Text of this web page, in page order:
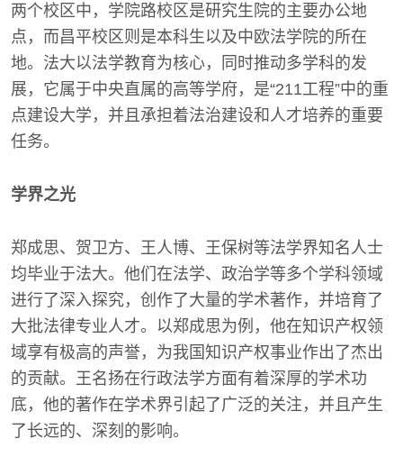
两个校区中，学院路校区是研究生院的主要办公地
点，而昌平校区则是本科生以及中欧法学院的所在
地。法大以法学教育为核心，同时推动多学科的发
展，它属于中央直属的高等学府，是“211工程”中的重
点建设大学，并且承担着法治建设和人才培养的重要
任务。
学界之光
郑成思、贺卫方、王人博、王保树等法学界知名人士
均毕业于法大。他们在法学、政治学等多个学科领域
进行了深入探究，创作了大量的学术著作，并培育了
大批法律专业人才。以郑成思为例，他在知识产权领
域享有极高的声誉，为我国知识产权事业作出了杰出
的贡献。王名扬在行政法学方面有着深厚的学术功
底，他的著作在学术界引起了广泛的关注，并且产生
了长远的、深刻的影响。